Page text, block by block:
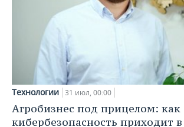
Технологии 31 июл, 00:00
Агробизнес под прицелом: как
кибербезопасность приходит в